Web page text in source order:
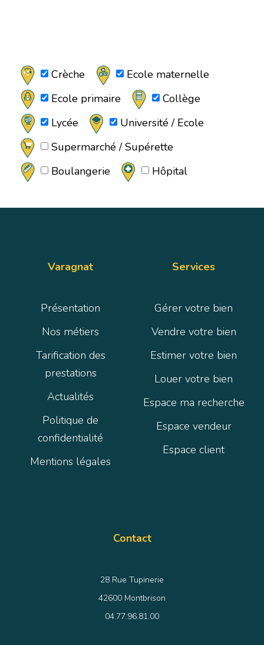
Crèche
Ecole maternelle
Ecole primaire
Collège
Lycée
Université / Ecole
Supermarché / Supérette
Boulangerie
Hôpital
Varagnat
Présentation
Nos métiers
Tarification des
prestations
Actualités
Politique de
confidentialité
Mentions légales
Services
Gérer votre bien
Vendre votre bien
Estimer votre bien
Louer votre bien
Espace ma recherche
Espace vendeur
Espace client
Contact
28 Rue Tupinerie
42600 Montbrison
04.77.96.81.00